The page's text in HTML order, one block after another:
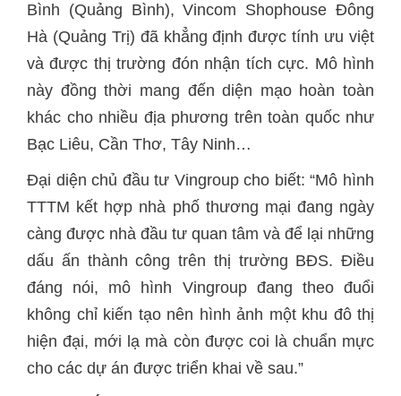
Bình (Quảng Bình), Vincom Shophouse Đông
Hà (Quảng Trị) đã khẳng định được tính ưu việt
và được thị trường đón nhận tích cực. Mô hình
này đồng thời mang đến diện mạo hoàn toàn
khác cho nhiều địa phương trên toàn quốc như
Bạc Liêu, Cần Thơ, Tây Ninh…
Đại diện chủ đầu tư Vingroup cho biết: “Mô hình
TTTM kết hợp nhà phố thương mại đang ngày
càng được nhà đầu tư quan tâm và để lại những
dấu ấn thành công trên thị trường BĐS. Điều
đáng nói, mô hình Vingroup đang theo đuổi
không chỉ kiến tạo nên hình ảnh một khu đô thị
hiện đại, mới lạ mà còn được coi là chuẩn mực
cho các dự án được triển khai về sau.”